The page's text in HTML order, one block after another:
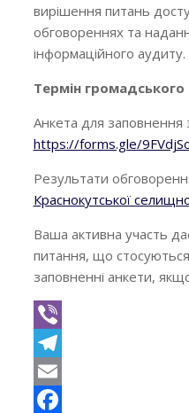
вирішення питань
обговореннях та
інформаційного аудиту.
Термін
Анкета для заповнення
https://forms.gle/
Результати
Краснокутської
Ваша активна участь
питання, що
заповненні анкети,
Viber
Telegram
Email